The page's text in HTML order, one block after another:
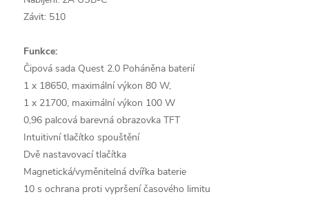
Závit: 510
Funkce:
Čipová sada Quest 2.0 Poháněna baterií
1 x 18650, maximální výkon 80 W,
1 x 21700, maximální výkon 100 W
0,96 palcová barevná obrazovka TFT
Intuitivní tlačítko spouštění
Dvě nastavovací tlačítka
Magnetická/vyměnitelná dvířka baterie
10 s ochrana proti vypršení časového limitu